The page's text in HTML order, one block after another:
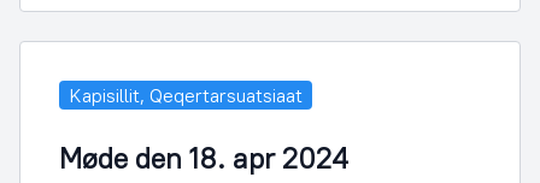
Kapisillit, Qeqertarsuatsiaat
Møde den 18. apr 2024